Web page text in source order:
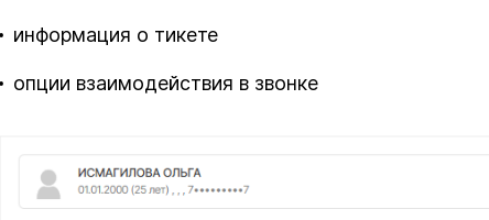
информация о тикете
опции взаимодействия в звонке